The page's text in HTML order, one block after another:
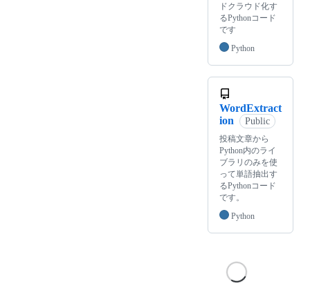
ドクラウド化す
るPythonコード
です
Python
WordExtract
ion
Public
投稿文章から
Python内のライ
ブラリのみを使
って単語抽出す
るPythonコード
です。
Python